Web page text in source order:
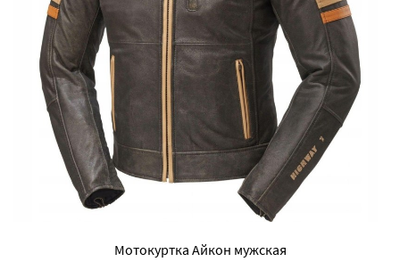
Мотокуртка Айкон мужская